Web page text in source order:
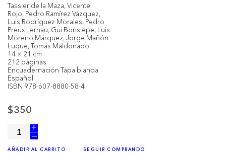
$350
–
+
AÑADIR AL CARRITO SEGUIR COMPRANDO
Tassier de la Maza, Vicente
Rojo, Pedro Ramírez Vázquez,
Luis Rodríguez Morales, Pedro
Preux Lernau, Gui Bonsiepe, Luis
Moreno Márquez, Jorge Mañón
Luque, Tomás Maldonado
14 × 21 cm
212 páginas
Encuadernación Tapa blanda
Español
ISBN 978-607-8880-58-4